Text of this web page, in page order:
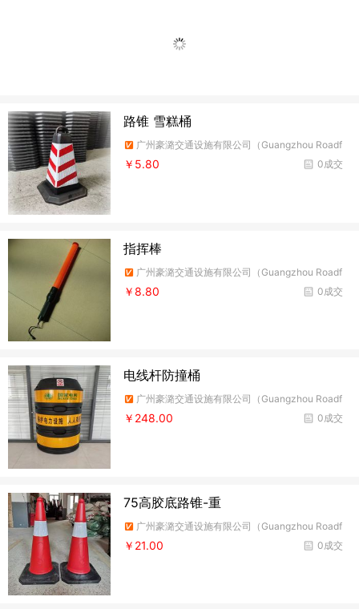
路锥 雪糕桶
广州豪潞交通设施有限公司（Guangzhou Roadf
ire Traffic Facilities Co.,Ltd）
0成交
￥5.80
指挥棒
广州豪潞交通设施有限公司（Guangzhou Roadf
ire Traffic Facilities Co.,Ltd）
0成交
￥8.80
电线杆防撞桶
广州豪潞交通设施有限公司（Guangzhou Roadf
ire Traffic Facilities Co.,Ltd）
0成交
￥248.00
75高胶底路锥-重
广州豪潞交通设施有限公司（Guangzhou Roadf
ire Traffic Facilities Co.,Ltd）
0成交
￥21.00